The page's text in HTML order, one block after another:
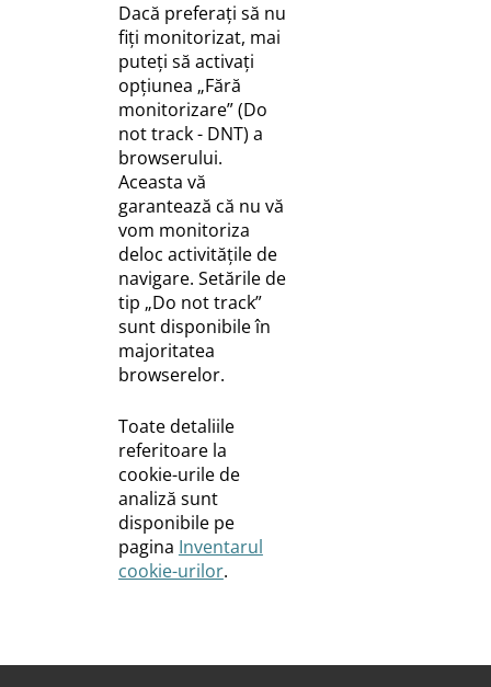
Dacă preferați să nu
fiți monitorizat, mai
puteți să activați
opțiunea „Fără
monitorizare” (Do
not track - DNT) a
browserului.
Aceasta vă
garantează că nu vă
vom monitoriza
deloc activitățile de
navigare. Setările de
tip „Do not track”
sunt disponibile în
majoritatea
browserelor.
Toate detaliile
referitoare la
cookie-urile de
analiză sunt
disponibile pe
pagina Inventarul
cookie-urilor.